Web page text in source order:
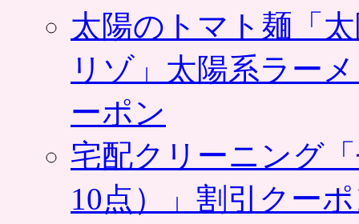
太陽のトマト麺「
リゾ」太陽系ラー
ーポン
宅配クリーニング
10点）」割引クー